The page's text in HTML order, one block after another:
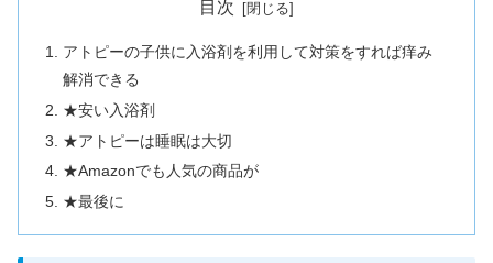
目次
アトピーの子供に入浴剤を利用して対策をすれば痒み
解消できる
★安い入浴剤
★アトピーは睡眠は大切
★Amazonでも人気の商品が
★最後に